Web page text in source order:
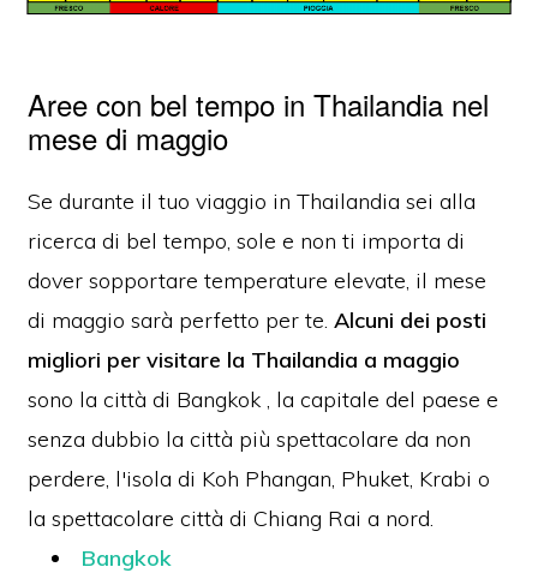
Aree con bel tempo in Thailandia nel
mese di maggio
Se durante il tuo viaggio in Thailandia sei alla
ricerca di bel tempo, sole e non ti importa di
dover sopportare temperature elevate, il mese
di maggio sarà perfetto per te.Alcuni dei posti
migliori per visitare la Thailandia a maggio
sono la città di Bangkok , la capitale del paese e
senza dubbio la città più spettacolare da non
perdere, l'isola di Koh Phangan, Phuket, Krabi o
la spettacolare città di Chiang Rai a nord.
Bangkok